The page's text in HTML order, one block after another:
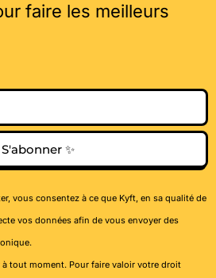
faire les meilleurs
S'abonner ✨
vous consentez à ce que Kyft, en sa qualité de
vos données afin de vous envoyer des
tout moment. Pour faire valoir votre droit